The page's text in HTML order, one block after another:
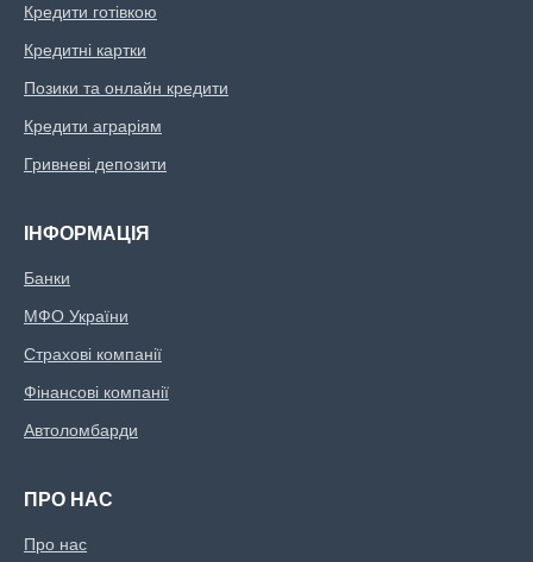
Кредити готівкою
Кредитні картки
Позики та онлайн кредити
Кредити аграріям
Гривневі депозити
ІНФОРМАЦІЯ
Банки
МФО України
Страхові компанії
Фінансові компанії
Автоломбарди
ПРО НАС
Про нас